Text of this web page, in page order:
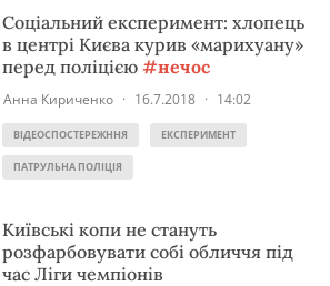
Соціальний експеримент: хлопець
в центрі Києва курив «марихуану»
перед поліцією #нечос
Анна Кириченко · 16.7.2018 · 14:02
ВІДЕОСПОСТЕРЕЖННЯ ЕКСПЕРИМЕНТ
ПАТРУЛЬНА ПОЛІЦІЯ
Київські копи не стануть
розфарбовувати собі обличчя під
час Ліги чемпіонів